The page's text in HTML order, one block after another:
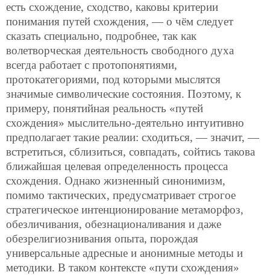
есть схождение, сходство, каковы критерии
понимания путей схождения, — о чём следует
сказать специально, подробнее, так как
волетворческая деятельность свободного духа
всегда работает с протопонятиями,
протокатегориями, под которыми мыслятся
значимые символические состояния. Поэтому, к
примеру, понятийная реальность «путей
схождения» мыслительно-деятельно интуитивно
предполагает такие реалии: сходиться, — значит, —
встретиться, сблизиться, совпадать, сойтись такова
ближайшая целевая определенность процесса
схождения. Однако жизненный синонимизм,
помимо тактических, предусматривает строгое
стратегическое интенционирование метаморфоз,
обезличивания, обезнационаливания и даже
обезрелигиознивания опыта, порождая
универсальные адресные и анонимные методы и
методики. В таком контексте «пути схождения»